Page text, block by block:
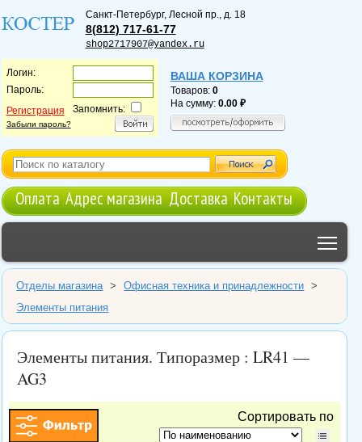
Санкт-Петербург, Лесной пр., д. 18
8(812) 717-61-77
shop2717907@yandex.ru
Логин:
Пароль:
Регистрация
Забыли пароль?
Запомнить:
ВАША КОРЗИНА
Товаров: 0
На сумму: 0.00
Оплата Адрес магазина Доставка Контакты
Отделы магазина > Офисная техника и принадлежности
>
Элементы питания
Элементы питания. Типоразмер : LR41 —
AG3
Сортировать по